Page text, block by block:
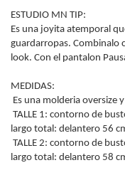
ESTUDIO MN TIP:
Es una joyita atemporal
guardarropas. Combinalo
look. Con el pantalon
MEDIDAS:
Es una molderia oversize
largo total: delantero 56
TALLE 2: contorno de
largo total: delantero 58